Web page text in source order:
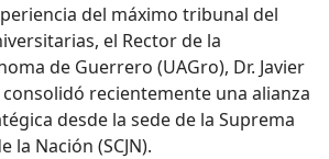
del máximo tribunal del
el Rector de la
de Guerrero (UAGro), Dr. Javier
consolidó recientemente una alianza
desde la sede de la Suprema
la Nación (SCJN).